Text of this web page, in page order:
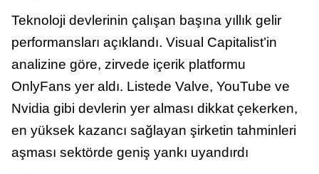
Teknoloji devlerinin çalışan başına yıllık gelir
performansları açıklandı. Visual Capitalist’in
analizine göre, zirvede içerik platformu
OnlyFans yer aldı. Listede Valve, YouTube ve
Nvidia gibi devlerin yer alması dikkat çekerken,
en yüksek kazancı sağlayan şirketin tahminleri
aşması sektörde geniş yankı uyandırdı